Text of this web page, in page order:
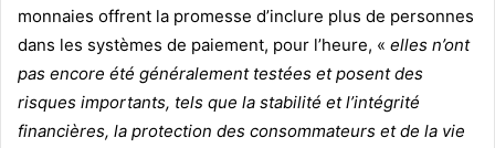
monnaies offrent la promesse d’inclure plus de personnes
dans les systèmes de paiement, pour l’heure, « elles n’ont
pas encore été généralement testées et posent des
risques importants, tels que la stabilité et l’intégrité
financières, la protection des consommateurs et de la vie